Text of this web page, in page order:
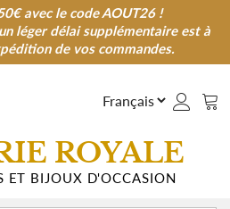
avec le code AOUT26 !
léger délai supplémentaire est à
de vos commandes.
avec le code AOUT26 !
léger délai supplémentaire est à
de vos commandes.
ROYALE
ET BIJOUX D'OCCASION